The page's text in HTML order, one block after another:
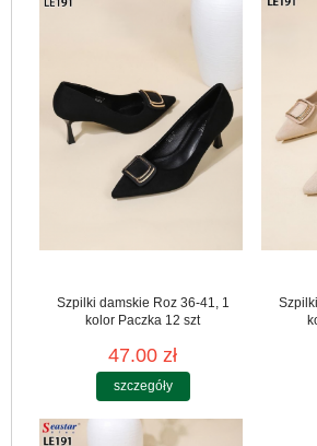
Szpilki damskie Roz 36-41, 1
kolor Paczka 12 szt
47.00 zł
szczegóły